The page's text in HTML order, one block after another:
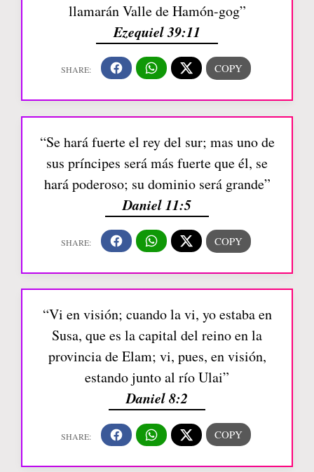
llamarán Valle de Hamón-gog”
Ezequiel 39:11
“Se hará fuerte el rey del sur; mas uno de
sus príncipes será más fuerte que él, se
hará poderoso; su dominio será grande”
Daniel 11:5
“Vi en visión; cuando la vi, yo estaba en
Susa, que es la capital del reino en la
provincia de Elam; vi, pues, en visión,
estando junto al río Ulai”
Daniel 8:2